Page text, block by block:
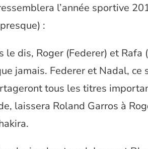
l’année sportive
:
le dis, Roger (Federer) et
jamais. Federer et Nadal, ce
tous les titres
laissera Roland Garros à